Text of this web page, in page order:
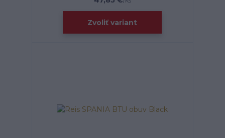
Zvoliť variant